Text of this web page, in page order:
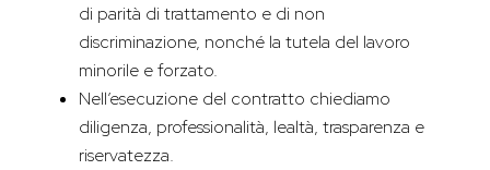
di parità di trattamento e di non
discriminazione, nonché la tutela del lavoro
minorile e forzato.
Nell’esecuzione del contratto chiediamo
diligenza, professionalità, lealtà, trasparenza e
riservatezza.